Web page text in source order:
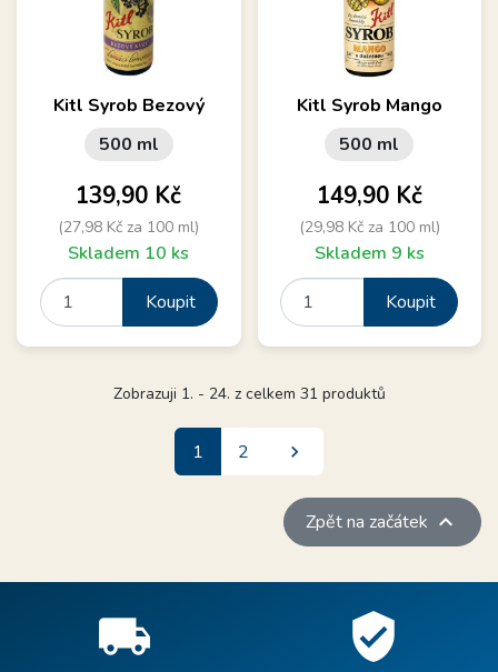
Kitl Syrob Bezový
500 ml
Cena
139,90 Kč
(27,98 Kč za 100 ml)
Skladem 10 ks
Koupit
Kitl Syrob Mango
500 ml
Cena
149,90 Kč
(29,98 Kč za 100 ml)
Skladem 9 ks
Koupit
Zobrazuji 1. - 24. z celkem 31 produktů
1 2 Další

Zpět na začátek 
local_shipping verified_user